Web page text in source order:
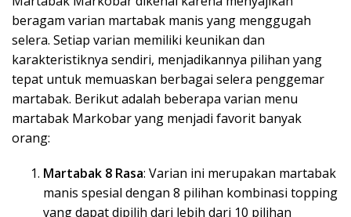
beragam varian martabak manis yang menggugah
selera. Setiap varian memiliki keunikan dan
karakteristiknya sendiri, menjadikannya pilihan yang
tepat untuk memuaskan berbagai selera penggemar
martabak. Berikut adalah beberapa varian menu
martabak Markobar yang menjadi favorit banyak
orang:
Martabak 8 Rasa: Varian ini merupakan martabak
manis spesial dengan 8 pilihan kombinasi topping
yang dapat dipilih dari lebih dari 10 pilihan